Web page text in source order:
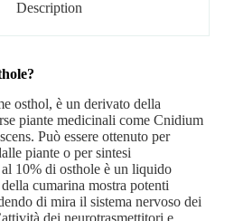
Description
osthol, è un derivato della
piante medicinali come Cnidium
Può essere ottenuto per
piante o per sintesi
10% di osthole è un liquido
cumarina mostra potenti
di mira il sistema nervoso dei
dei neurotrasmettitori e